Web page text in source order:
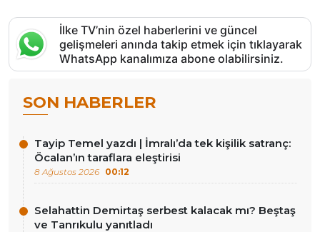
İlke TV’nin özel haberlerini ve güncel
gelişmeleri anında takip etmek için tıklayarak
WhatsApp kanalımıza abone olabilirsiniz.
SON HABERLER
Tayip Temel yazdı | İmralı’da tek kişilik satranç:
Öcalan’ın taraflara eleştirisi
8 Ağustos 2026 00:12
Selahattin Demirtaş serbest kalacak mı? Beştaş
ve Tanrıkulu yanıtladı